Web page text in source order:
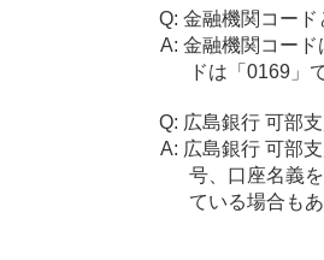
金融機関コード
金融機関コー
ドは「0169」
広島銀行 可部
広島銀行 可部
号、口座名義
ている場合も